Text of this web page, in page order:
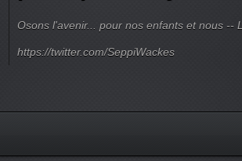
Osons l'avenir... pour nos enfants et nous --
https://twitter.com/SeppiWackes